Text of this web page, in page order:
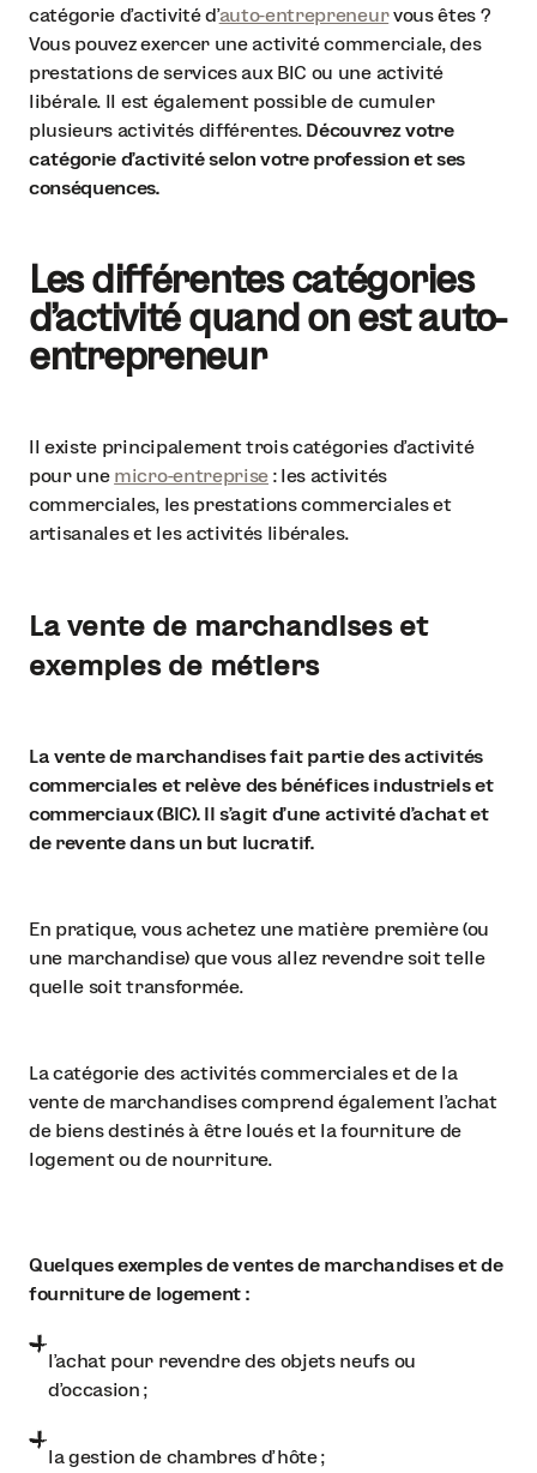
catégorie d’activité d’auto-entrepreneurvous êtes ?
Vous pouvez exercer une activité commerciale, des
prestations de services aux BIC ou une activité
libérale. Il est également possible de cumuler
plusieurs activités différentes. Découvrez votre
catégorie d’activité selon votre profession et ses
conséquences.
Les différentes catégories
d’activité quand on est auto-
entrepreneur
Il existe principalement trois catégories d’activité
pour une micro-entreprise : les activités
commerciales, les prestations commerciales et
artisanales et les activités libérales.
La vente de marchandises et
exemples de métiers
La vente de marchandises fait partie des activités
commerciales et relève des bénéfices industriels et
commerciaux (BIC). Il s’agit d’une activité d’achat et
de revente dans un but lucratif.
En pratique, vous achetez une matière première (ou
une marchandise) que vous allez revendre soit telle
quelle soit transformée.
La catégorie des activités commerciales et de la
vente de marchandises comprend également l’achat
de biens destinés à être loués et la fourniture de
logement ou de nourriture.
Quelques exemples de ventes de marchandises et de
fourniture de logement :
l’achat pour revendre des objets neufs ou
d’occasion ;
la gestion de chambres d’hôte ;